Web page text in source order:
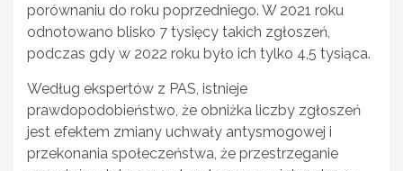
porównaniu do roku poprzedniego. W 2021 roku
odnotowano blisko 7 tysięcy takich zgłoszeń,
podczas gdy w 2022 roku było ich tylko 4,5 tysiąca.
Według ekspertów z PAS, istnieje
prawdopodobieństwo, że obniżka liczby zgłoszeń
jest efektem zmiany uchwały antysmogowej i
przekonania społeczeństwa, że przestrzeganie